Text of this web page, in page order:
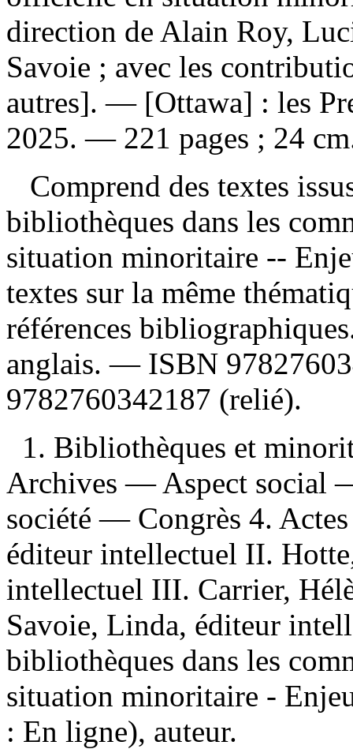
direction de Alain Roy,
Savoie ; avec les
autres]. — [Ottawa] : les
2025. — 221 pages ; 24
Comprend des textes
bibliothèques dans les
situation minoritaire --
textes sur la même
références
anglais. — ISBN
9782760342187 (relié).
1. Bibliothèques et
Archives — Aspect social
société — Congrès 4.
éditeur intellectuel II.
intellectuel III. Carrier,
Savoie, Linda, éditeur
bibliothèques dans les
situation minoritaire -
: En ligne), auteur.